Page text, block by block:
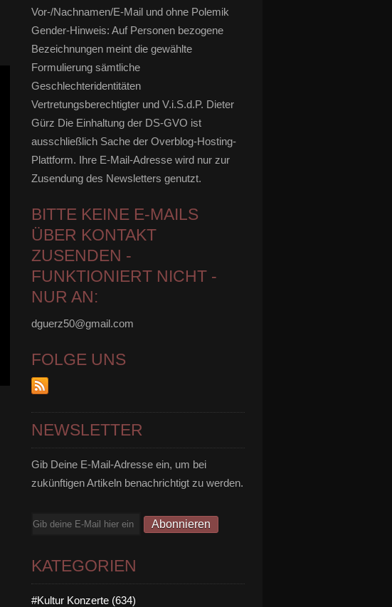
Vor-/Nachnamen/E-Mail und ohne Polemik
Gender-Hinweis: Auf Personen bezogene
Bezeichnungen meint die gewählte
Formulierung sämtliche
Geschlechteridentitäten
Vertretungsberechtigter und V.i.S.d.P. Dieter
Gürz Die Einhaltung der DS-GVO ist
ausschließlich Sache der Overblog-Hosting-
Plattform. Ihre E-Mail-Adresse wird nur zur
Zusendung des Newsletters genutzt.
BITTE KEINE E-MAILS
ÜBER KONTAKT
ZUSENDEN -
FUNKTIONIERT NICHT -
NUR AN:
dguerz50@gmail.com
FOLGE UNS
NEWSLETTER
Gib Deine E-Mail-Adresse ein, um bei
zukünftigen Artikeln benachrichtigt zu werden.
E-
KATEGORIEN
#Kultur Konzerte (634)